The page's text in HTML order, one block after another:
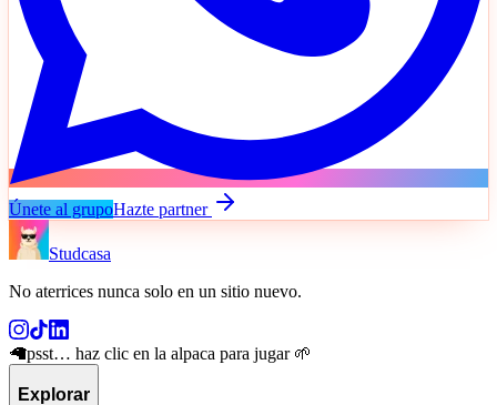
Únete al grupoHazte partner
Studcasa
No aterrices nunca solo en un sitio nuevo.
🦙psst… haz clic en la alpaca para jugar 🌱
Explorar